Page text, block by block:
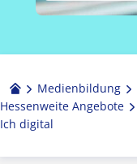
Medienbildung
Hessenweite Angebote
Ich digital